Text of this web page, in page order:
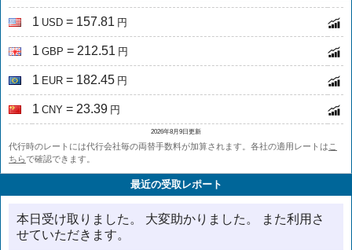
1 USD = 157.81 円
1 GBP = 212.51 円
1 EUR = 182.45 円
1 CNY = 23.39 円
2026年8月9日更新
代行時のレートには代行会社毎の両替手数料が加算されます。各社の適用レートは こ
ちらで確認できます。
最近の受取レポート
本日受け取りました。 大変助かりました。 また利用さ
せていただきます。